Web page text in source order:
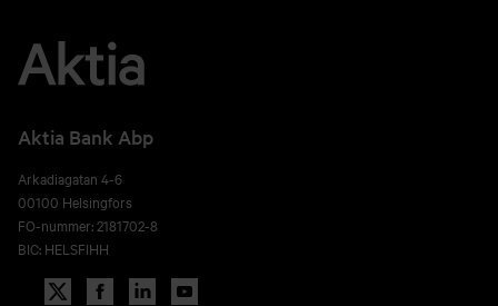
Aktia Bank Abp
Arkadiagatan 4-6
00100 Helsingfors
FO-nummer: 2181702-8
BIC: HELSFIHH